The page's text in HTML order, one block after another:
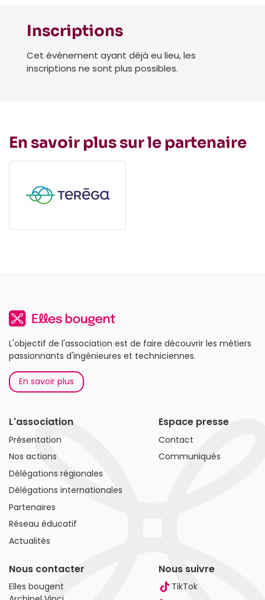
Inscriptions
Cet événement ayant déjà eu lieu, les
inscriptions ne sont plus possibles.
En savoir plus sur le partenaire
L'objectif de l'association est de faire découvrir les métiers
passionnants d'ingénieures et techniciennes.
En savoir plus
L'association
Présentation
Nos actions
Délégations régionales
Délégations internationales
Partenaires
Réseau éducatif
Actualités
Espace presse
Contact
Communiqués
Nous contacter
Elles bougent
Nous suivre
TikTok